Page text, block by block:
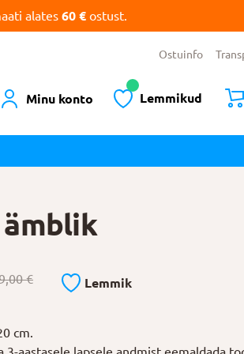
alates 60 € ostust.
Ostuinfo
Minu konto Lemmikud
ämblik
€ Lemmik
cm.